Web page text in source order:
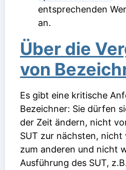
entsprechenden
an.
Über die
von
Es gibt eine kritische
Bezeichner: Sie dürfen
der Zeit ändern, nicht
SUT zur nächsten,
zum anderen und nicht
Ausführung des SUT,